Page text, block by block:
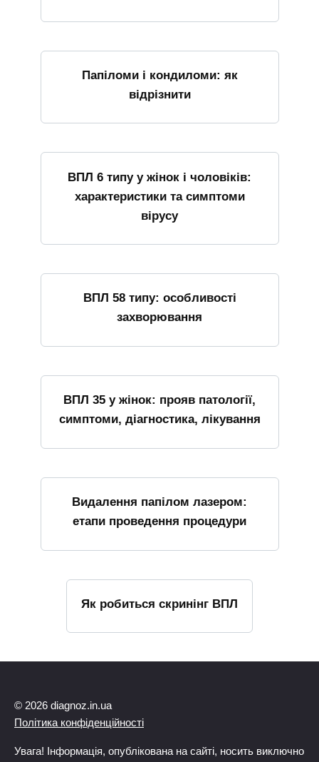
Папіломи і кондиломи: як
відрізнити
ВПЛ 6 типу у жінок і чоловіків:
характеристики та симптоми
вірусу
ВПЛ 58 типу: особливості
захворювання
ВПЛ 35 у жінок: прояв патології,
симптоми, діагностика, лікування
Видалення папілом лазером:
етапи проведення процедури
Як робиться скринінг ВПЛ
© 2026 diagnoz.in.ua
Політика конфіденційності
Увага! Інформація, опублікована на сайті, носить виключно